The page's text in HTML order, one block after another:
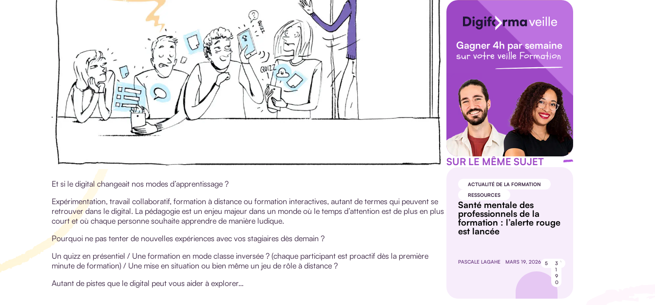
Et si le digital changeait nos modes d’apprentissage ?
Expérimentation, travail collaboratif, formation à distance ou formation interactives, autant de termes qui peuvent se
retrouver dans le digital. La pédagogie est un enjeu majeur dans un monde où le temps d’attention est de plus en plus
court et où chaque personne souhaite apprendre de manière ludique.
Pourquoi ne pas tenter de nouvelles expériences avec vos stagiaires dès demain ?
Un quizz en présentiel / Une formation en mode classe inversée ? (chaque participant est proactif dès la première
minute de formation) / Une mise en situation ou bien même un jeu de rôle à distance ?
Autant de pistes que le digital peut vous aider à explorer…
Gagner 4h par semaine
sur votre veille Formation
SUR LE MÊME SUJET
ACTUALITÉ DE LA FORMATION
RESSOURCES
Santé mentale des
professionnels de la
formation : l’alerte rouge
est lancée
PASCALE LAGAHE MARS 19, 2026 5
3
1
9
0